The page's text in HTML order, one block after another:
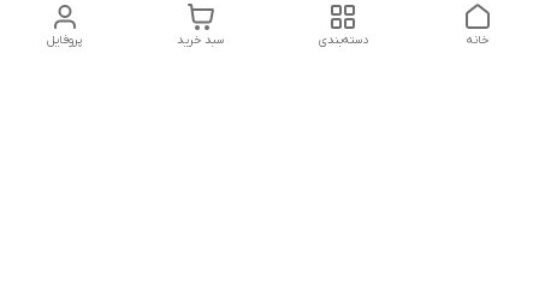
پروفایل سبد خرید دسته‌بندی خانه